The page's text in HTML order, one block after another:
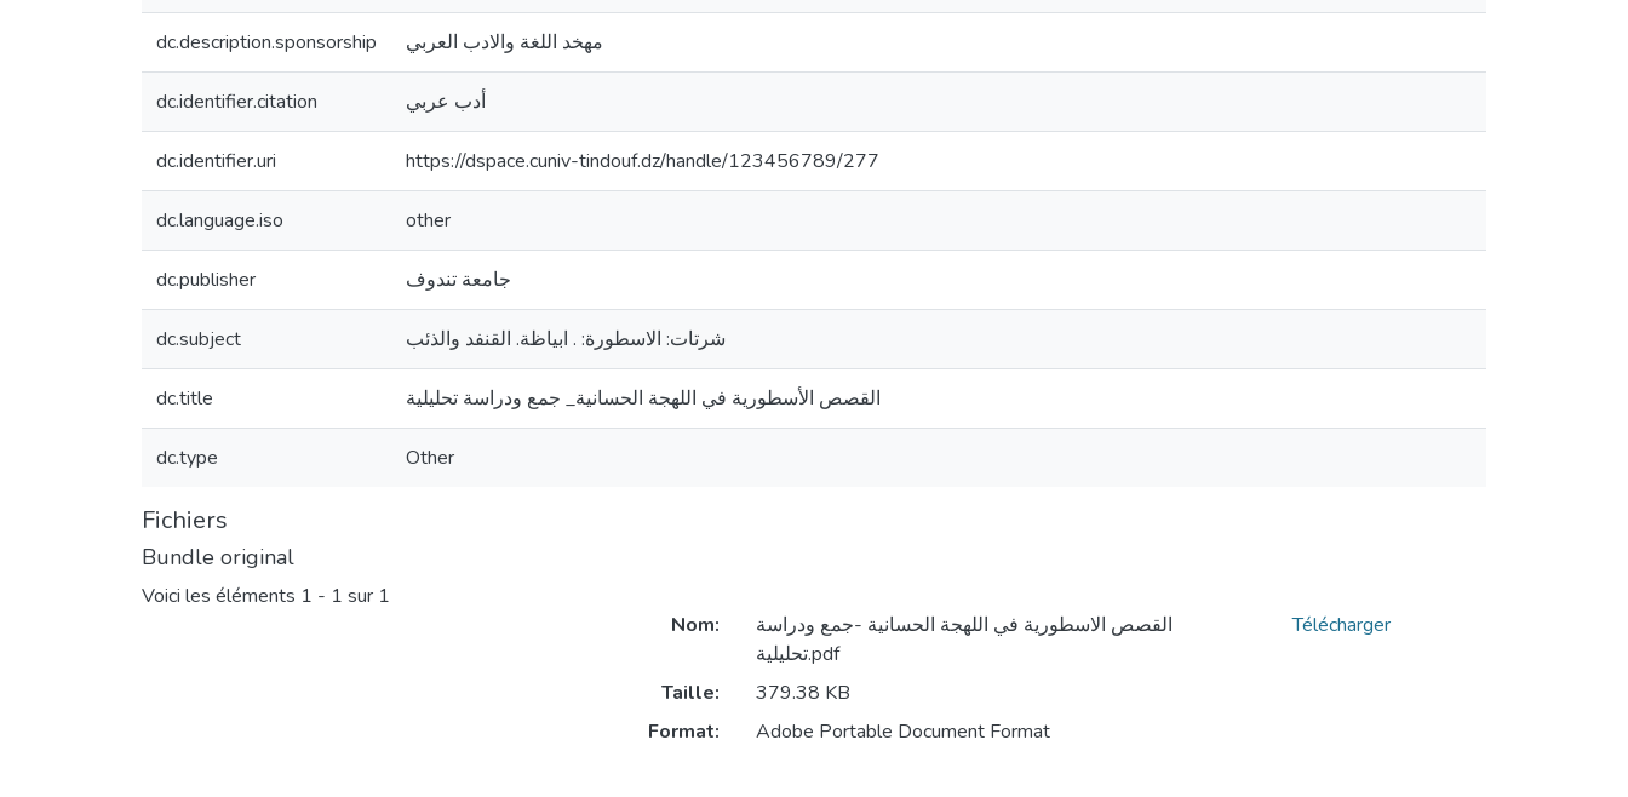
dc.description.sponsorship مهخد اللغة والادب العربي
dc.identifier.citation أدب عربي
dc.identifier.uri https://dspace.cuniv-tindouf.dz/handle/123456789/277
dc.language.iso other
dc.publisher جامعة تندوف
dc.subject شرتات: الاسطورة: . ابیاظة. القنفد والذئب
dc.title القصص الأسطوریة في اللھجة الحسانیة_ جمع ودراسة تحلیلیة
dc.type Other
Fichiers
Bundle original
Voici les éléments 1 - 1 sur 1
Nom:
القصص الاسطورية في اللهجة الحسانية -جمع ودراسة
تحليلية.pdf
Taille:
379.38 KB
Format:
Adobe Portable Document Format
Télécharger